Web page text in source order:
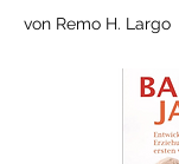
von Remo H. Largo